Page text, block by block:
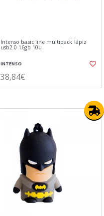
Intenso basic line multipack lápiz
usb2.0 16gb 10u
INTENSO
38,84€